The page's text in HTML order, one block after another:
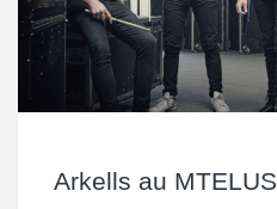
Arkells au MTELUS